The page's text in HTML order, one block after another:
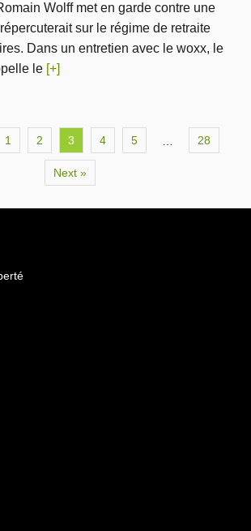
Wolff met en garde contre une
sur le régime de retraite
Dans un entretien avec le woxx, le
le [+]
1 2 3 4 5 28
Next »